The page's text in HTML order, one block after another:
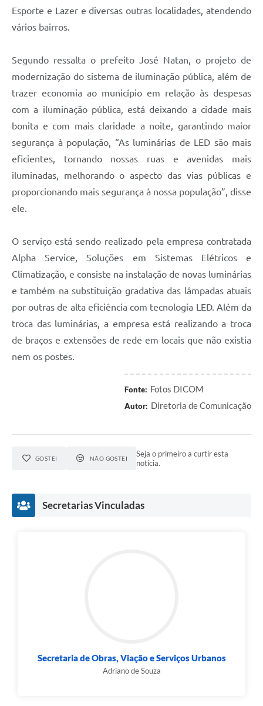
Esporte e Lazer e diversas outras localidades, atendendo
vários bairros.
Segundo ressalta o prefeito José Natan, o projeto de
modernização do sistema de iluminação pública, além de
trazer economia ao município em relação às despesas
com a iluminação pública, está deixando a cidade mais
bonita e com mais claridade a noite, garantindo maior
segurança à população, “As luminárias de LED são mais
eficientes, tornando nossas ruas e avenidas mais
iluminadas, melhorando o aspecto das vias públicas e
proporcionando mais segurança à nossa população”, disse
ele.
O serviço está sendo realizado pela empresa contratada
Alpha Service, Soluções em Sistemas Elétricos e
Climatização, e consiste na instalação de novas luminárias
e também na substituição gradativa das lâmpadas atuais
por outras de alta eficiência com tecnologia LED. Além da
troca das luminárias, a empresa está realizando a troca
de braços e extensões de rede em locais que não existia
nem os postes.
Fonte: Fotos DICOM
Autor: Diretoria de Comunicação
GOSTEI NÃO GOSTEI
Seja o primeiro a curtir esta
notícia.
Secretarias Vinculadas
Secretaria de Obras, Viação e Serviços Urbanos
Adriano de Souza